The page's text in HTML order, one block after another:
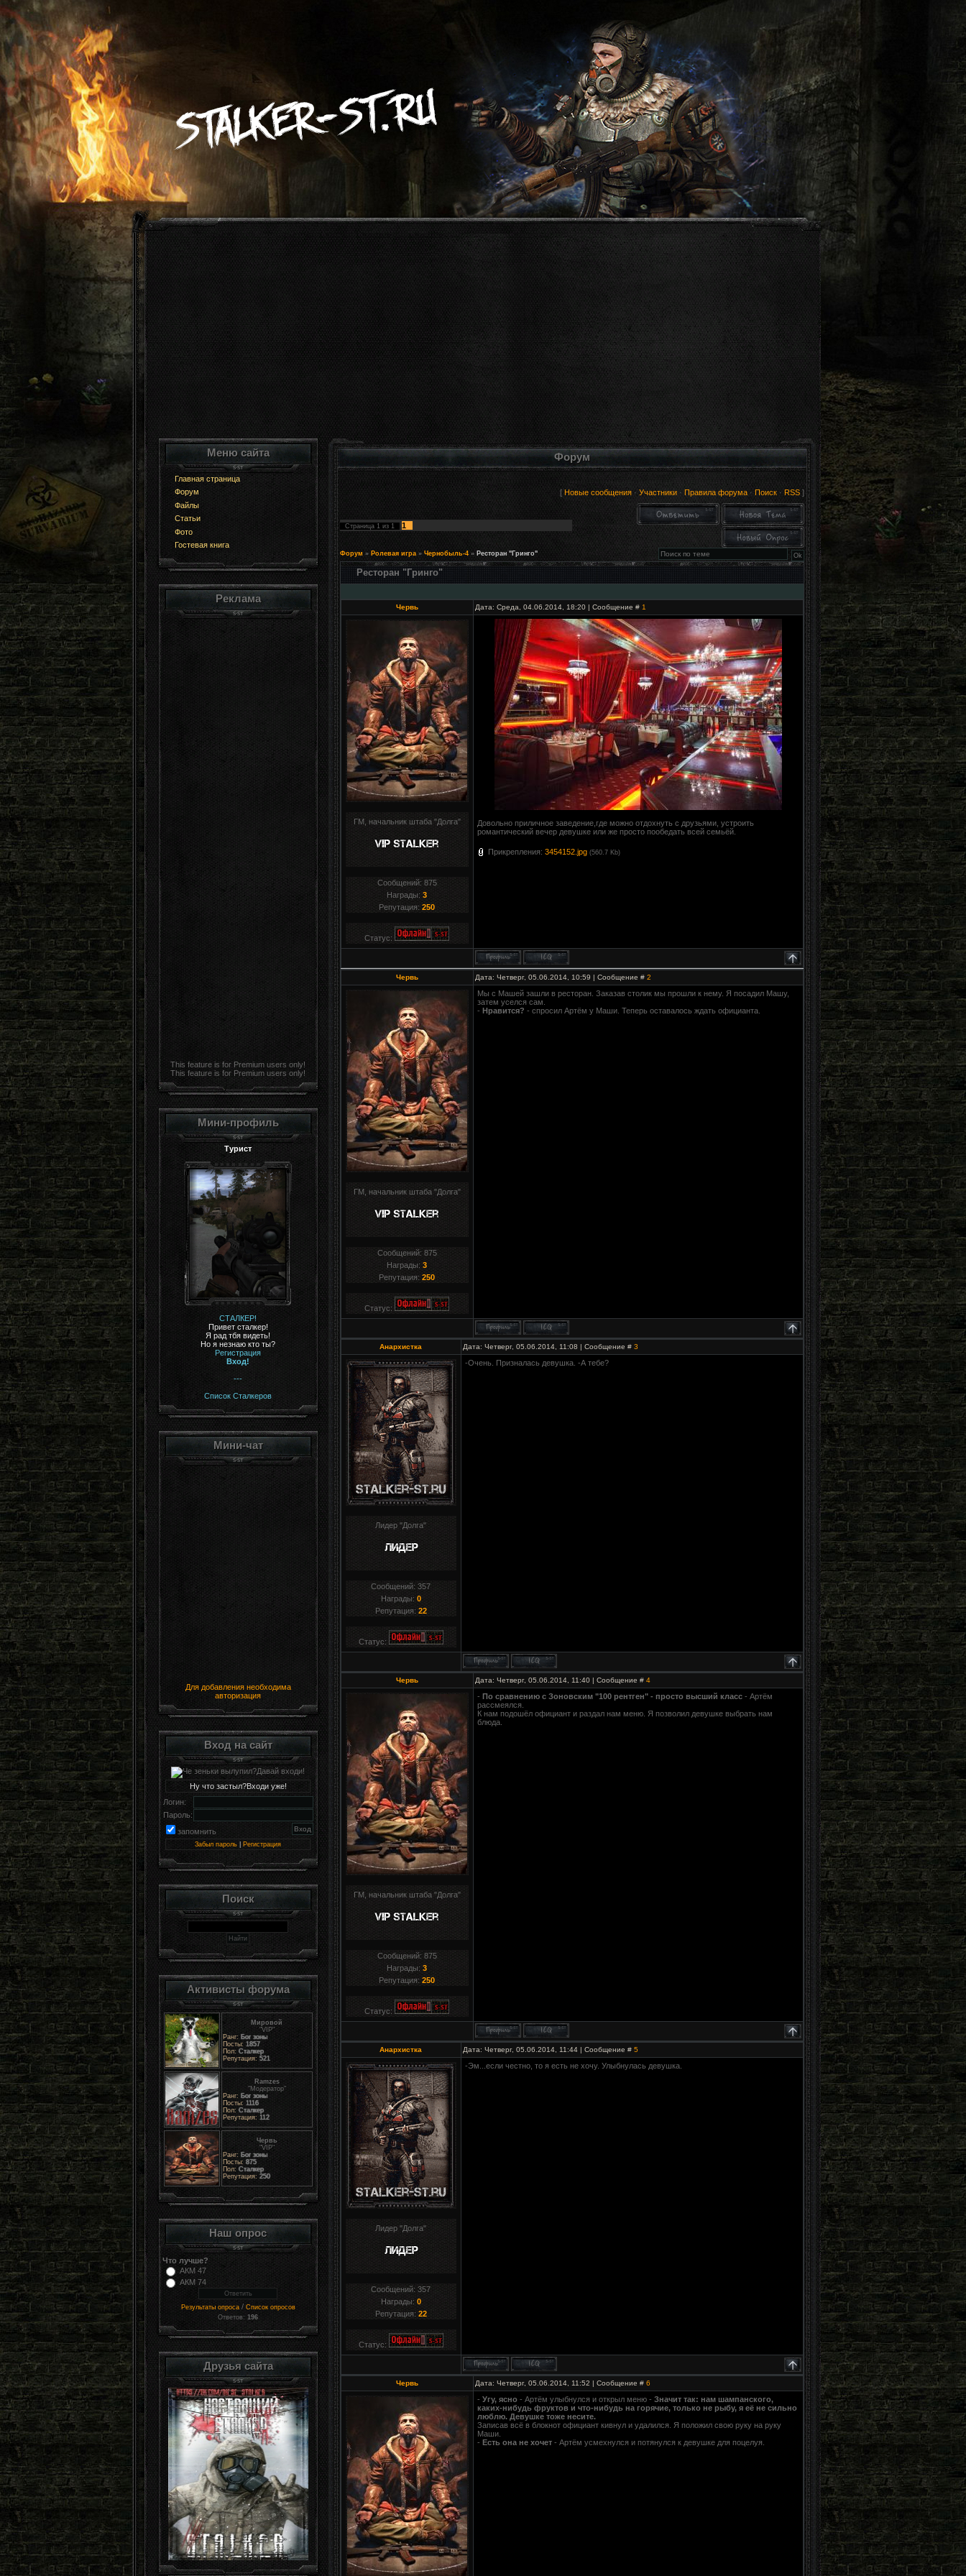
Меню сайта
Главная страница
Форум
Файлы
Статьи
Фото
Гостевая книга
Реклама
This feature is for Premium users only!
This feature is for Premium users only!
Мини-профиль
Турист
СТАЛКЕР!
Привет сталкер!
Я рад тбя видеть!
Но я незнаю кто ты?
Регистрация
Вход!
---
Список Сталкеров
Мини-чат
Для добавления необходима
авторизация
Вход на сайт
Ну что застыл?Входи уже!
Логин:
Пароль:
запомнить
Забыл пароль Регистрация
Поиск
Активисты форума
Мировой
"VIP"
Ранг: Бог зоны
Посты: 1857
Пол: Сталкер
Репутация: 521
Ramzes
"Модератор"
Ранг: Бог зоны
Посты: 1116
Пол: Сталкер
Репутация: 112
Червь
"VIP"
Ранг: Бог зоны
Посты: 875
Пол: Сталкер
Репутация: 250
Наш опрос
Что лучше?
АКМ 47
АКМ 74
Результаты опроса/ Список опросов
Ответов: 196
Друзья сайта
Форум
[ Новые сообщения· Участники· Правила форума· Поиск· RSS]
Страница 1из 1 1
Форум » Ролевая игра » Чернобыль-4 » Ресторан "Гринго"
Ресторан "Гринго"
Червь Дата: Среда, 04.06.2014, 18:20 | Сообщение # 1
ГМ, начальник штаба "Долга"
Сообщений: 875
Награды: 3
Репутация: 250
Статус:
Довольно приличное заведение,где можно отдохнуть с друзьями, устроить
романтический вечер девушке или же просто пообедать всей семьёй.
Прикрепления: 3454152.jpg (560.7 Kb)
Червь Дата: Четверг, 05.06.2014, 10:59 | Сообщение # 2
ГМ, начальник штаба "Долга"
Сообщений: 875
Награды: 3
Репутация: 250
Статус:
Мы с Машей зашли в ресторан. Заказав столик мы прошли к нему. Я посадил Машу,
затем уселся сам.
- Нравится? - спросил Артём у Маши. Теперь оставалось ждать официанта.
Анархистка Дата: Четверг, 05.06.2014, 11:08 | Сообщение # 3
Лидер "Долга"
Сообщений: 357
Награды: 0
Репутация: 22
Статус:
-Очень. Призналась девушка. -А тебе?
Червь Дата: Четверг, 05.06.2014, 11:40 | Сообщение # 4
ГМ, начальник штаба "Долга"
Сообщений: 875
Награды: 3
Репутация: 250
Статус:
- По сравнению с Зоновским "100 рентген" - просто высший класс- Артём
рассмеялся.
К нам подошёл официант и раздал нам меню. Я позволил девушке выбрать нам
блюда.
Анархистка Дата: Четверг, 05.06.2014, 11:44 | Сообщение # 5
Лидер "Долга"
Сообщений: 357
Награды: 0
Репутация: 22
Статус:
-Эм...если честно, то я есть не хочу. Улыбнулась девушка.
Червь Дата: Четверг, 05.06.2014, 11:52 | Сообщение # 6
- Угу, ясно- Артём улыбнулся и открыл меню - Значит так: нам шампанского,
каких-нибудь фруктов и что-нибудь на горячие, только не рыбу, я её не сильно
люблю. Девушке тоже несите.
Записав всё в блокнот официант кивнул и удалился. Я положил свою руку на руку
Маши.
- Есть она не хочет- Артём усмехнулся и потянулся к девушке для поцелуя.